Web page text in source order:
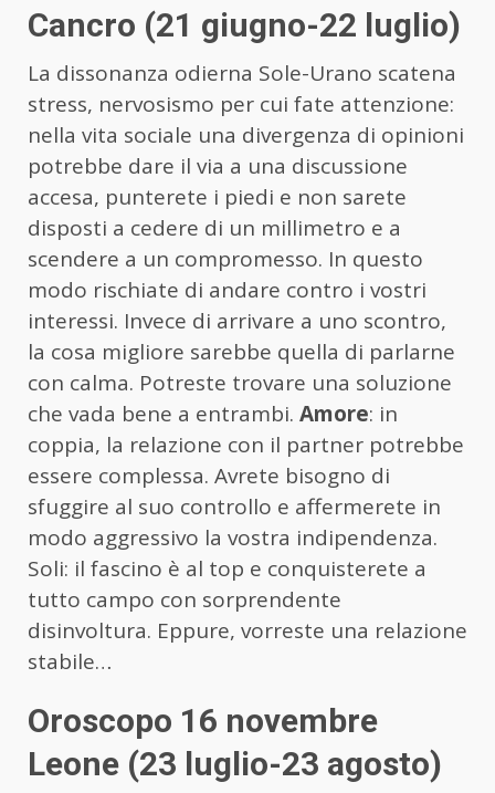
Cancro (21 giugno-22 luglio)
La dissonanza odierna Sole-Urano scatena
stress, nervosismo per cui fate attenzione:
nella vita sociale una divergenza di opinioni
potrebbe dare il via a una discussione
accesa, punterete i piedi e non sarete
disposti a cedere di un millimetro e a
scendere a un compromesso. In questo
modo rischiate di andare contro i vostri
interessi. Invece di arrivare a uno scontro,
la cosa migliore sarebbe quella di parlarne
con calma. Potreste trovare una soluzione
che vada bene a entrambi. Amore: in
coppia, la relazione con il partner potrebbe
essere complessa. Avrete bisogno di
sfuggire al suo controllo e affermerete in
modo aggressivo la vostra indipendenza.
Soli: il fascino è al top e conquisterete a
tutto campo con sorprendente
disinvoltura. Eppure, vorreste una relazione
stabile…
Oroscopo 16 novembre
Leone (23 luglio-23 agosto)